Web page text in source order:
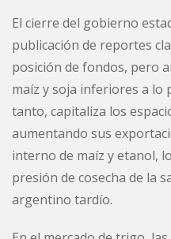
El cierre del gobierno
publicación de reportes
posición de fondos, pero
maíz y soja inferiores a lo
tanto, capitaliza los
aumentando sus
interno de maíz y etanol,
presión de cosecha de la
argentino tardío.